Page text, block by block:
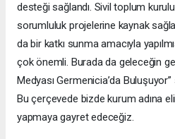
desteği sağlandı. Sivil toplum
sorumluluk projelerine kaynak
da bir katkı sunma amacıyla
çok önemli. Burada da geleceğin
Medyası Germenicia’da
Bu çerçevede bizde kurum adına
yapmaya gayret edeceğiz.